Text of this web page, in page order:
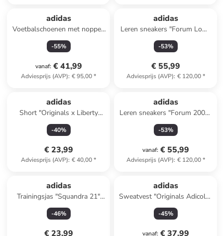
adidas
Voetbalschoenen met noppen
"Predator League FG/MG"
rood
-55%
vanaf: € 41,99
Adviesprijs (AVP): € 95,00*
adidas
Leren sneakers "Forum Low"
crème
-53%
€ 55,99
Adviesprijs (AVP): € 120,00*
adidas
Short "Originals x Liberty
London Tonal Booty" blauw
-40%
€ 23,99
Adviesprijs (AVP): € 40,00*
adidas
Leren sneakers "Forum 2000"
grijs
-53%
vanaf: € 55,99
Adviesprijs (AVP): € 120,00*
adidas
Trainingsjas "Squandra 21"
groen
-46%
€ 23,99
adidas
Sweatvest "Originals Adicolor
3-Stripes" turquoise
-45%
vanaf: € 37,99